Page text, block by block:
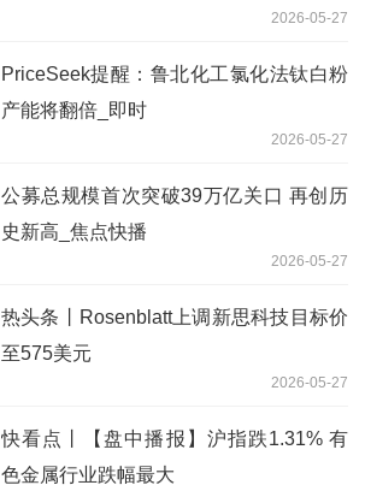
2026-05-27
PriceSeek提醒：鲁北化工氯化法钛白粉
产能将翻倍_即时
2026-05-27
公募总规模首次突破39万亿关口 再创历
史新高_焦点快播
2026-05-27
热头条丨Rosenblatt上调新思科技目标价
至575美元
2026-05-27
快看点丨【盘中播报】沪指跌1.31% 有
色金属行业跌幅最大